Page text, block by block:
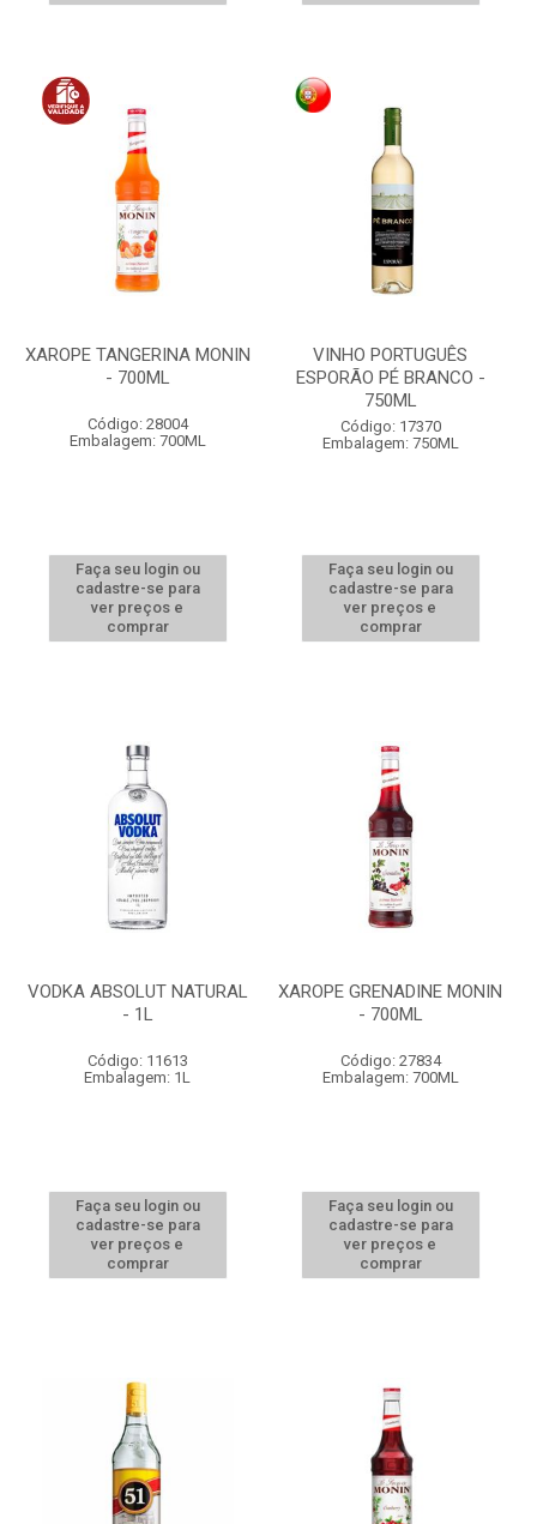
XAROPE TANGERINA MONIN
- 700ML
Código: 28004
Embalagem: 700ML
Faça seu login ou
cadastre-se para
ver preços e
comprar
VINHO PORTUGUÊS
ESPORÃO PÉ BRANCO -
750ML
Código: 17370
Embalagem: 750ML
Faça seu login ou
cadastre-se para
ver preços e
comprar
VODKA ABSOLUT NATURAL
- 1L
Código: 11613
Embalagem: 1L
Faça seu login ou
cadastre-se para
ver preços e
comprar
XAROPE GRENADINE MONIN
- 700ML
Código: 27834
Embalagem: 700ML
Faça seu login ou
cadastre-se para
ver preços e
comprar